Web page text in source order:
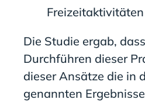
Die Studie ergab,
Durchführen dieser
dieser Ansätze die in
genannten